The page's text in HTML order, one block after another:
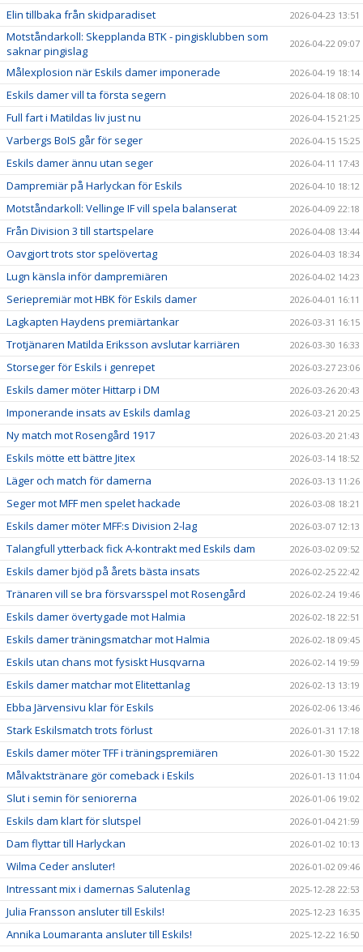
Elin tillbaka från skidparadiset 2026-04-23 13:51
Motståndarkoll: Skepplanda BTK - pingisklubben som
saknar pingislag
2026-04-22 09:07
Målexplosion när Eskils damer imponerade 2026-04-19 18:14
Eskils damer vill ta första segern 2026-04-18 08:10
Full fart i Matildas liv just nu 2026-04-15 21:25
Varbergs BoIS går för seger 2026-04-15 15:25
Eskils damer ännu utan seger 2026-04-11 17:43
Dampremiär på Harlyckan för Eskils 2026-04-10 18:12
Motståndarkoll: Vellinge IF vill spela balanserat 2026-04-09 22:18
Från Division 3 till startspelare 2026-04-08 13:44
Oavgjort trots stor spelövertag 2026-04-03 18:34
Lugn känsla inför dampremiären 2026-04-02 14:23
Seriepremiär mot HBK för Eskils damer 2026-04-01 16:11
Lagkapten Haydens premiärtankar 2026-03-31 16:15
Trotjänaren Matilda Eriksson avslutar karriären 2026-03-30 16:33
Storseger för Eskils i genrepet 2026-03-27 23:06
Eskils damer möter Hittarp i DM 2026-03-26 20:43
Imponerande insats av Eskils damlag 2026-03-21 20:25
Ny match mot Rosengård 1917 2026-03-20 21:43
Eskils mötte ett bättre Jitex 2026-03-14 18:52
Läger och match för damerna 2026-03-13 11:26
Seger mot MFF men spelet hackade 2026-03-08 18:21
Eskils damer möter MFF:s Division 2-lag 2026-03-07 12:13
Talangfull ytterback fick A-kontrakt med Eskils dam 2026-03-02 09:52
Eskils damer bjöd på årets bästa insats 2026-02-25 22:42
Tränaren vill se bra försvarsspel mot Rosengård 2026-02-24 19:46
Eskils damer övertygade mot Halmia 2026-02-18 22:51
Eskils damer träningsmatchar mot Halmia 2026-02-18 09:45
Eskils utan chans mot fysiskt Husqvarna 2026-02-14 19:59
Eskils damer matchar mot Elitettanlag 2026-02-13 13:19
Ebba Järvensivu klar för Eskils 2026-02-06 13:46
Stark Eskilsmatch trots förlust 2026-01-31 17:18
Eskils damer möter TFF i träningspremiären 2026-01-30 15:22
Målvaktstränare gör comeback i Eskils 2026-01-13 11:04
Slut i semin för seniorerna 2026-01-06 19:02
Eskils dam klart för slutspel 2026-01-04 21:59
Dam flyttar till Harlyckan 2026-01-02 10:13
Wilma Ceder ansluter! 2026-01-02 09:46
Intressant mix i damernas Salutenlag 2025-12-28 22:53
Julia Fransson ansluter till Eskils! 2025-12-23 16:35
Annika Loumaranta ansluter till Eskils! 2025-12-22 16:50